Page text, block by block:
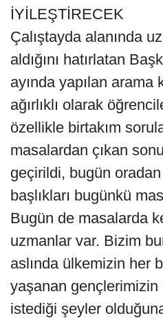
İYİLEŞTİRECEK
Çalıştayda alanında
aldığını hatırlatan
ayında yapılan arama
ağırlıklı olarak
özellikle birtakım
masalardan çıkan
geçirildi, bugün oradan
başlıkları bugünkü
Bugün de masalarda
uzmanlar var. Bizim
aslında ülkemizin her
yaşanan
istediği şeyler